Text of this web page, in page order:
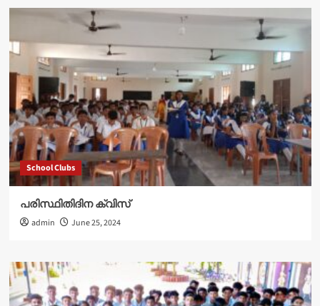
School Clubs
പരിസ്ഥിതിദിന ക്വിസ്
admin June 25, 2024